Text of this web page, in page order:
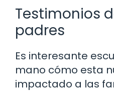
Testimonios
padres
Es interesante
mano cómo esta
impactado a las